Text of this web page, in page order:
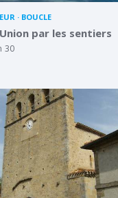
BOUCLE
par les sentiers
30